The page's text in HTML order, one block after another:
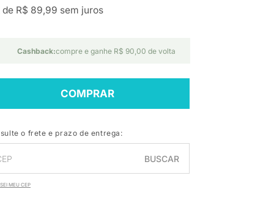
de R$ 89,99 sem juros
Cashback:compre e ganhe R$ 90,00 de volta
COMPRAR
o frete e prazo de entrega:
BUSCAR
MEU CEP